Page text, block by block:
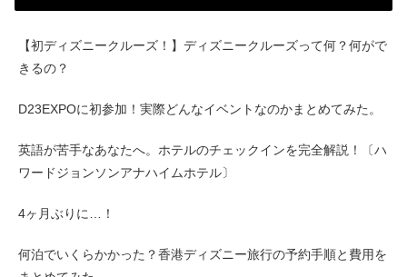
【初ディズニークルーズ！】ディズニークルーズって何？何がで
きるの？
D23EXPOに初参加！実際どんなイベントなのかまとめてみた。
英語が苦手なあなたへ。ホテルのチェックインを完全解説！〔ハ
ワードジョンソンアナハイムホテル〕
4ヶ月ぶりに…！
何泊でいくらかかった？香港ディズニー旅行の予約手順と費用を